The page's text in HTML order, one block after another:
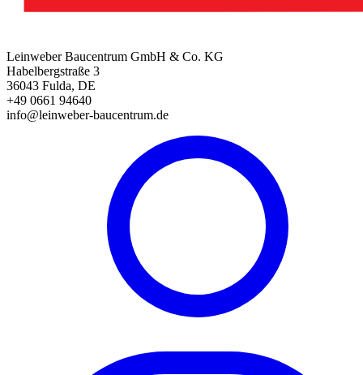
Leinweber Baucentrum GmbH & Co. KG
Habelbergstraße 3
36043 Fulda, DE
+49 0661 94640
info@leinweber-baucentrum.de